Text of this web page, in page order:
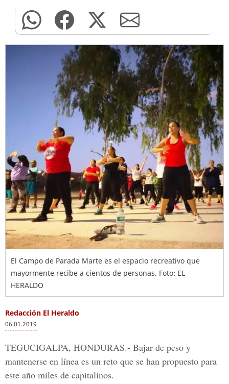
El Campo de Parada Marte es el espacio recreativo que
mayormente recibe a cientos de personas. Foto: EL
HERALDO
Redacción El Heraldo
06.01.2019
TEGUCIGALPA, HONDURAS.- Bajar de peso y
mantenerse en línea es un reto que se han propuesto para
este año miles de capitalinos.